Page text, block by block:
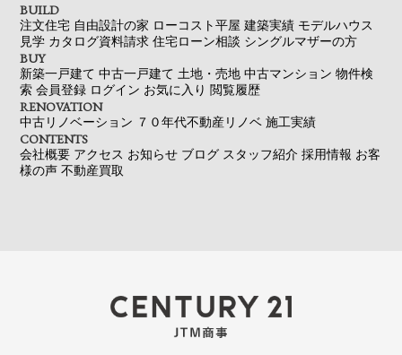
BUILD
注文住宅 自由設計の家 ローコスト平屋 建築実績 モデルハウス
見学 カタログ資料請求 住宅ローン相談 シングルマザーの方
BUY
新築一戸建て 中古一戸建て 土地・売地 中古マンション 物件検
索 会員登録 ログイン お気に入り 閲覧履歴
RENOVATION
中古リノベーション ７０年代不動産リノベ 施工実績
CONTENTS
会社概要 アクセス お知らせ ブログ スタッフ紹介 採用情報 お客
様の声 不動産買取